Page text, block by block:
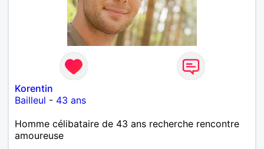
Korentin
Bailleul - 43 ans
Homme célibataire de 43 ans recherche rencontre
amoureuse